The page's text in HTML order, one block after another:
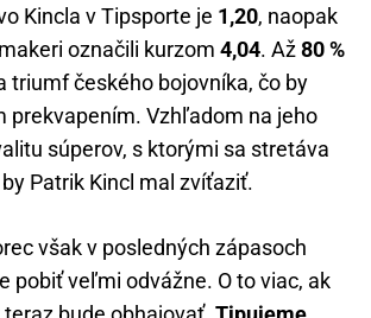
Kincla v Tipsporte je 1,20, naopak
označili kurzom 4,04. Až80 %
triumf českého bojovníka, čo by
prekvapením. Vzhľadom na jeho
súperov, s ktorými sa stretáva
by Patrik Kincl mal zvíťaziť.
však v posledných zápasoch
pobiť veľmi odvážne. O to viac, ak